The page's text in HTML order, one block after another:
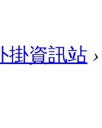
掛資訊站 ›